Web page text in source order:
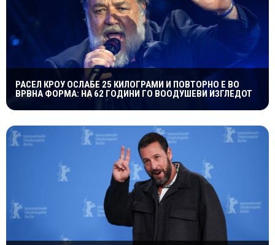
РАСЕЛ КРОУ ОСЛАБЕ 25 КИЛОГРАМИ И ПОВТОРНО Е ВО
ВРВНА ФОРМА: НА 62 ГОДИНИ ГО ВООДУШЕВИ ИЗГЛЕДОТ